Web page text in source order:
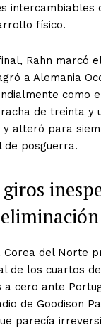
intercambiables
físico.
Rahn marcó
a Alemania
como
de treinta y
y alteró para
de posguerra.
Corea del Norte
de los cuartos
cero ante
de Goodison
parecía